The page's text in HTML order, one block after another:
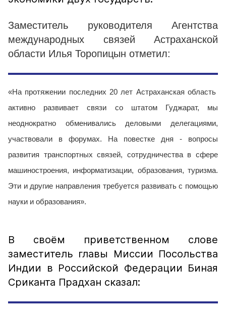
Заместитель руководителя Агентства
международных связей Астраханской
области Илья Торопицын отметил:
«На протяжении последних 20 лет Астраханская область
активно развивает связи со штатом Гуджарат, мы
неоднократно обменивались деловыми делегациями,
участвовали в форумах. На повестке дня - вопросы
развития транспортных связей, сотрудничества в сфере
машиностроения, информатизации, образования, туризма.
Эти и другие направления требуется развивать с помощью
науки и образования».
В своём приветственном слове
заместитель главы Миссии Посольства
Индии в Российской Федерации Биная
Сриканта Прадхан сказал: